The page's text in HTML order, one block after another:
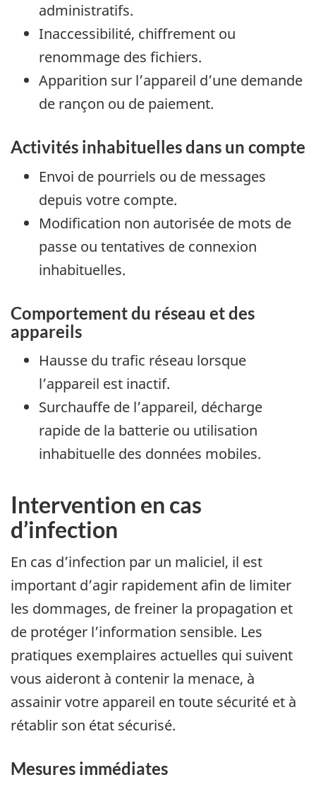
administratifs.
Inaccessibilité, chiffrement ou
renommage des fichiers.
Apparition sur l’appareil d’une demande
de rançon ou de paiement.
Activités inhabituelles dans un compte
Envoi de pourriels ou de messages
depuis votre compte.
Modification non autorisée de mots de
passe ou tentatives de connexion
inhabituelles.
Comportement du réseau et des
appareils
Hausse du trafic réseau lorsque
l’appareil est inactif.
Surchauffe de l’appareil, décharge
rapide de la batterie ou utilisation
inhabituelle des données mobiles.
Intervention en cas
d’infection
En cas d’infection par un maliciel, il est
important d’agir rapidement afin de limiter
les dommages, de freiner la propagation et
de protéger l’information sensible. Les
pratiques exemplaires actuelles qui suivent
vous aideront à contenir la menace, à
assainir votre appareil en toute sécurité et à
rétablir son état sécurisé.
Mesures immédiates